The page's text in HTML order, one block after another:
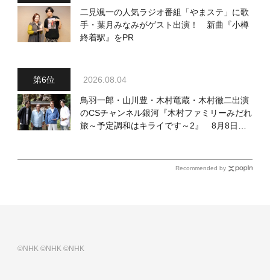
二見颯一の人気ラジオ番組「やまステ」に歌
手・葉月みなみがゲスト出演！ 新曲『小樽
終着駅』をPR
2026.08.04
鳥羽一郎・山川豊・木村竜蔵・木村徹二出演
のCSチャンネル銀河『木村ファミリーみだれ
旅～予定調和はキライです～2』 8月8日
Recommended by
©NHK©NHK©NHK